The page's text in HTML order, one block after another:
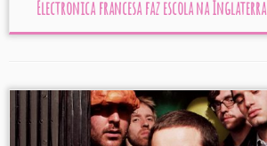
Electronica francesa faz escola na Inglaterra